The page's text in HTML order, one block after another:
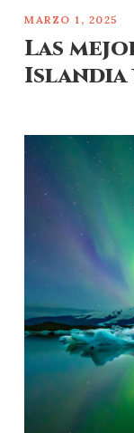
MARZO 1, 2025
Las
Islandia